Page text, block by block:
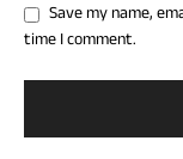
Save my name,
time I comment.